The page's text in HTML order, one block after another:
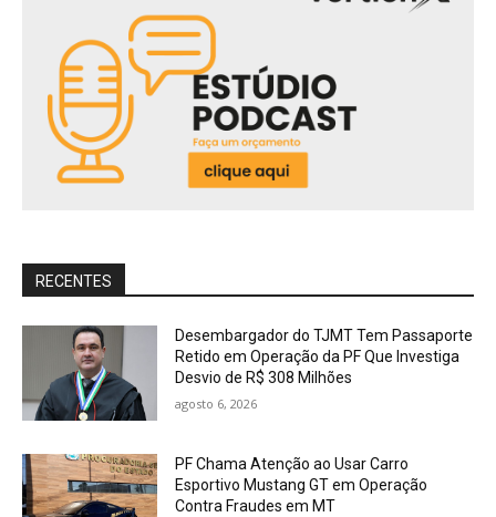
RECENTES
Desembargador do TJMT Tem Passaporte
Retido em Operação da PF Que Investiga
Desvio de R$ 308 Milhões
agosto 6, 2026
PF Chama Atenção ao Usar Carro
Esportivo Mustang GT em Operação
Contra Fraudes em MT